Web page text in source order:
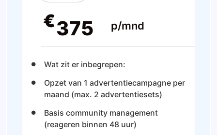
€375 p/mnd
Wat zit er inbegrepen:
Opzet van 1 advertentiecampagne per
maand (max. 2 advertentiesets)
Basis community management
(reageren binnen 48 uur)